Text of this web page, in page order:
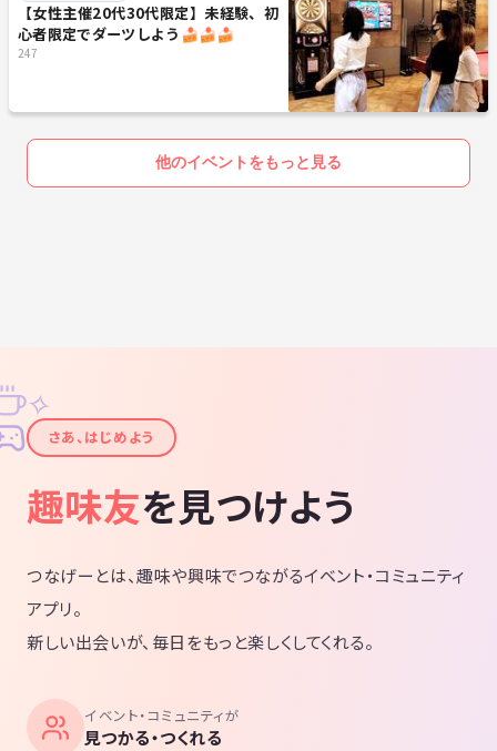
【女性主催20代30代限定】未経験、初
心者限定でダーツしよう🍰🍰🍰
247
他のイベントをもっと見る
✦
✧
さあ、はじめよう
趣味友を見つけよう
つなげーとは、趣味や興味でつながるイベント・コミュニティ
アプリ。
新しい出会いが、毎日をもっと楽しくしてくれる。
イベント・コミュニティが
見つかる・つくれる